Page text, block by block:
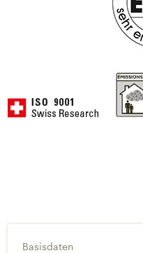
Basisdaten